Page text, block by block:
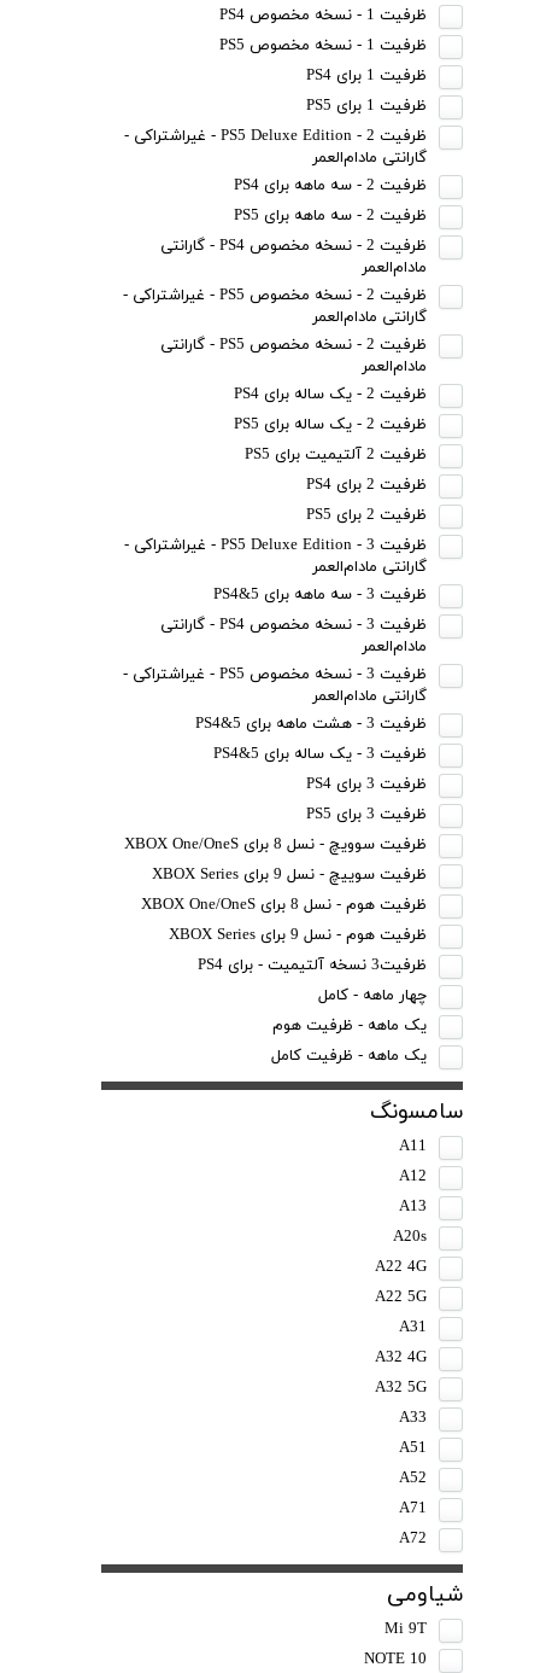
ظرفیت 1 - نسخه مخصوص PS4
ظرفیت 1 - نسخه مخصوص PS5
ظرفیت 1 برای PS4
ظرفیت 1 برای PS5
ظرفیت 2 - PS5 Deluxe Edition - غیراشتراکی -
گارانتی مادام‌العمر
ظرفیت 2 - سه ماهه برای PS4
ظرفیت 2 - سه ماهه برای PS5
ظرفیت 2 - نسخه مخصوص PS4 - گارانتی
مادام‌العمر
ظرفیت 2 - نسخه مخصوص PS5 - غیراشتراکی -
گارانتی مادام‌العمر
ظرفیت 2 - نسخه مخصوص PS5 - گارانتی
مادام‌العمر
ظرفیت 2 - یک ساله برای PS4
ظرفیت 2 - یک ساله برای PS5
ظرفیت 2 آلتیمیت برای PS5
ظرفیت 2 برای PS4
ظرفیت 2 برای PS5
ظرفیت 3 - PS5 Deluxe Edition - غیراشتراکی -
گارانتی مادام‌العمر
ظرفیت 3 - سه ماهه برای PS4&5
ظرفیت 3 - نسخه مخصوص PS4 - گارانتی
مادام‌العمر
ظرفیت 3 - نسخه مخصوص PS5 - غیراشتراکی -
گارانتی مادام‌العمر
ظرفیت 3 - هشت ماهه برای PS4&5
ظرفیت 3 - یک ساله برای PS4&5
ظرفیت 3 برای PS4
ظرفیت 3 برای PS5
ظرفیت سوویچ - نسل 8 برای XBOX One/OneS
ظرفیت سوییچ - نسل 9 برای XBOX Series
ظرفیت هوم - نسل 8 برای XBOX One/OneS
ظرفیت هوم - نسل 9 برای XBOX Series
ظرفیت3 نسخه آلتیمیت - برای PS4
چهار ماهه - کامل
یک ماهه - ظرفیت هوم
یک ماهه - ظرفیت کامل
سامسونگ
A11
A12
A13
A20s
A22 4G
A22 5G
A31
A32 4G
A32 5G
A33
A51
A52
A71
A72
شیاومی
Mi 9T
NOTE 10